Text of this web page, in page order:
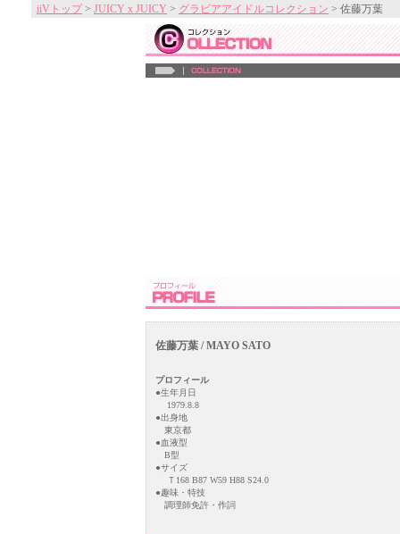
iiVトップ> JUICY x JUICY > グラビアアイドルコレクション > 佐藤万葉
佐藤万葉 / MAYO SATO
プロフィール
●生年月日
1979.8.8
●出身地
東京都
●血液型
B型
●サイズ
Ｔ168 B87 W59 H88 S24.0
●趣味・特技
調理師免許・作詞